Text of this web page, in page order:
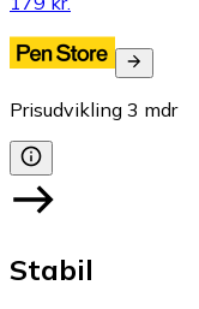
Prisudvikling 3 mdr
Stabil